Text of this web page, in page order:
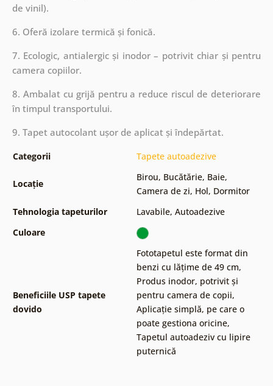
de vinil).
6. Oferă izolare termică și fonică.
7. Ecologic, antialergic și inodor – potrivit chiar și pentru
camera copiilor.
8. Ambalat cu grijă pentru a reduce riscul de deteriorare
în timpul transportului.
9. Tapet autocolant ușor de aplicat și îndepărtat.
Categorii Tapete autoadezive
Locație
Birou, Bucătărie, Baie,
Camera de zi, Hol, Dormitor
Tehnologia tapeturilor
Lavabile, Autoadezive
Culoare
Beneficiile USP tapete
dovido
Fototapetul este format din
benzi cu lățime de 49 cm,
Produs inodor, potrivit și
pentru camera de copii,
Aplicație simplă, pe care o
poate gestiona oricine,
Tapetul autoadeziv cu lipire
puternică